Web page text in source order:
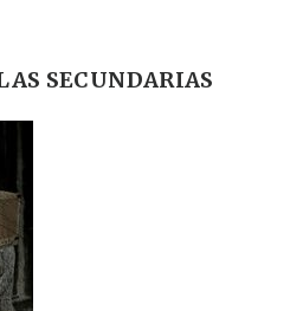
SECUNDARIAS